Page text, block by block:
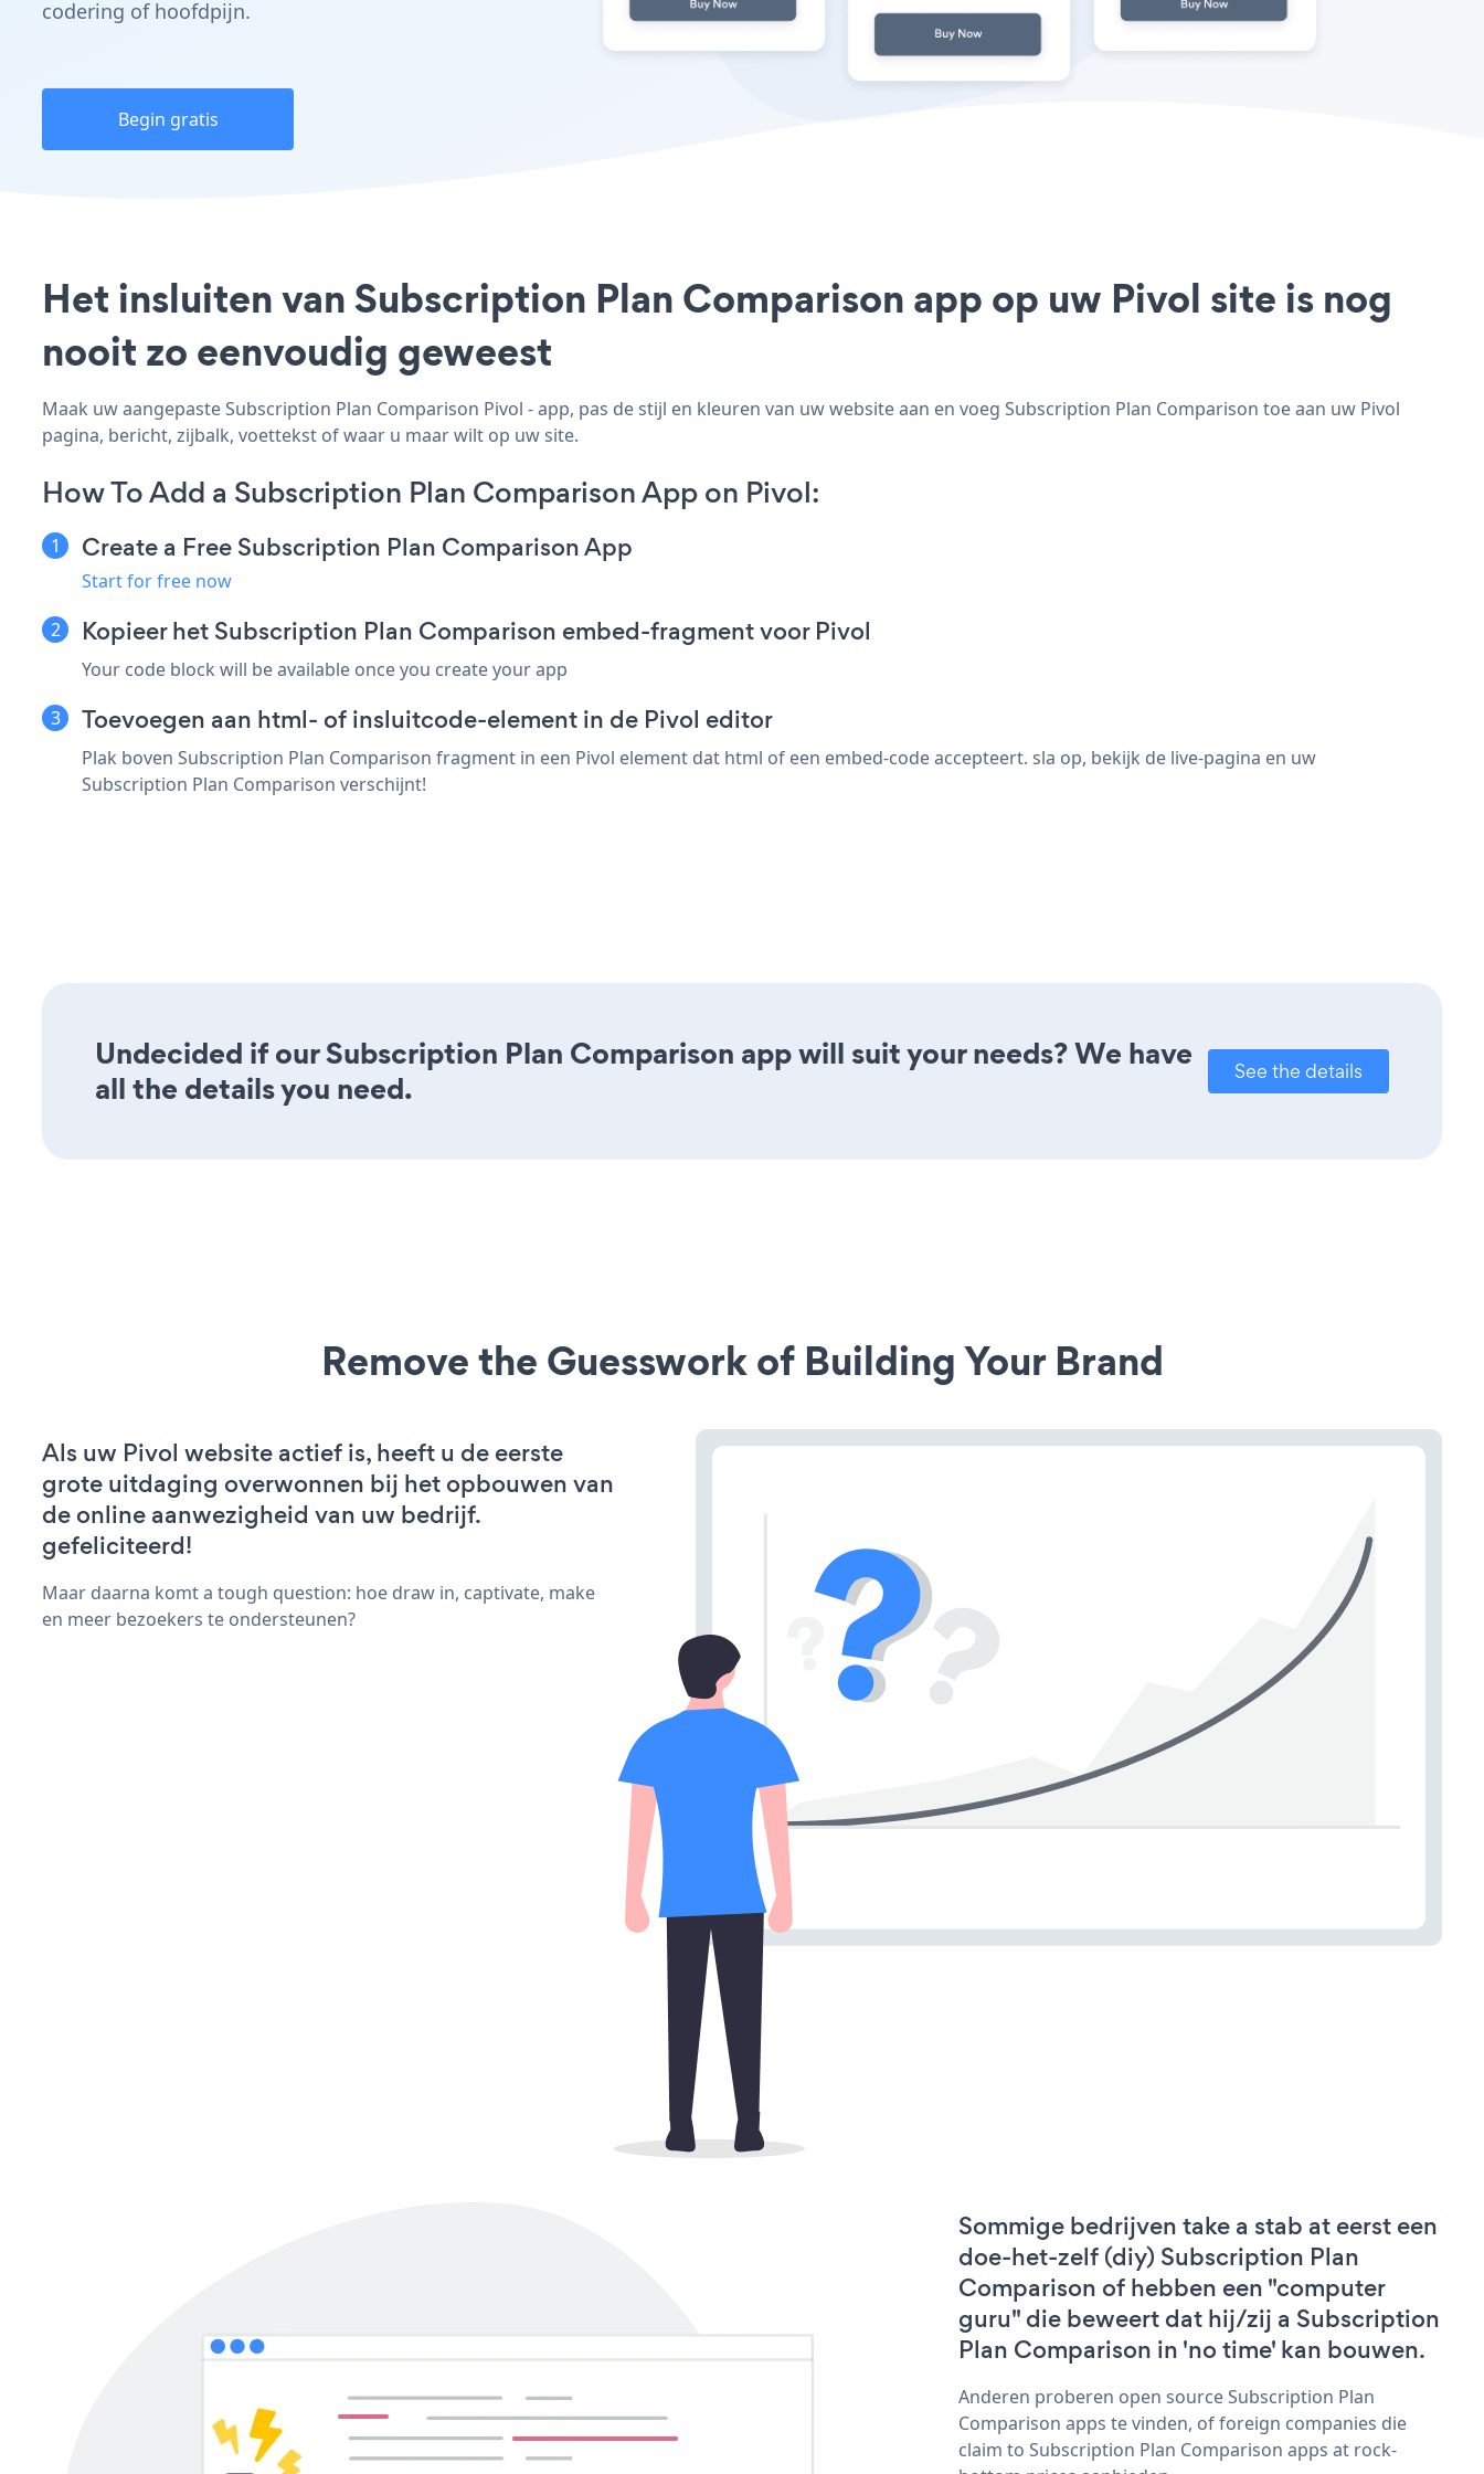
codering of hoofdpijn.
Begin gratis
Het insluiten van Subscription Plan Comparison app op uw Pivol site is nog
nooit zo eenvoudig geweest
Maak uw aangepaste Subscription Plan Comparison Pivol - app, pas de stijl en kleuren van uw website aan en voeg Subscription Plan Comparison toe aan uw Pivol
pagina, bericht, zijbalk, voettekst of waar u maar wilt op uw site.
How To Add a Subscription Plan Comparison App on Pivol:
Create a Free Subscription Plan Comparison App
Start for free now
Kopieer het Subscription Plan Comparison embed-fragment voor Pivol
Your code block will be available once you create your app
Toevoegen aan html- of insluitcode-element in de Pivol editor
Plak boven Subscription Plan Comparison fragment in een Pivol element dat html of een embed-code accepteert. sla op, bekijk de live-pagina en uw
Subscription Plan Comparison verschijnt!
Undecided if our Subscription Plan Comparison app will suit your needs? We have
all the details you need.
See the details
Remove the Guesswork of Building Your Brand
Als uw Pivol website actief is, heeft u de eerste
grote uitdaging overwonnen bij het opbouwen van
de online aanwezigheid van uw bedrijf.
gefeliciteerd!
Maar daarna komt a tough question: hoe draw in, captivate, make
en meer bezoekers te ondersteunen?
Sommige bedrijven take a stab at eerst een
doe-het-zelf (diy) Subscription Plan
Comparison of hebben een "computer
guru" die beweert dat hij/zij a Subscription
Plan Comparison in 'no time' kan bouwen.
Anderen proberen open source Subscription Plan
Comparison apps te vinden, of foreign companies die
claim to Subscription Plan Comparison apps at rock-